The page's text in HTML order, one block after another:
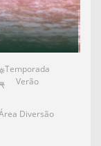
Temporada
Verão
Diversão